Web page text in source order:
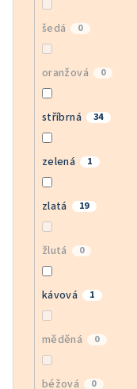
šedá 0
oranžová 0
stříbrná 34
zelená 1
zlatá 19
žlutá 0
kávová 1
měděná 0
béžová 0